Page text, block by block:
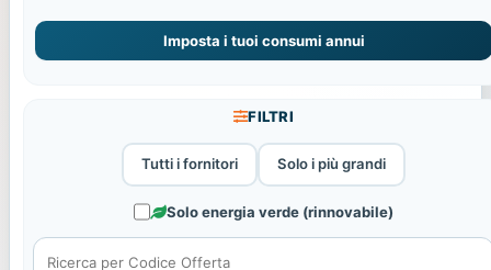
Imposta i tuoi consumi annui
FILTRI
Tutti i fornitori Solo i più grandi
Solo energia verde (rinnovabile)